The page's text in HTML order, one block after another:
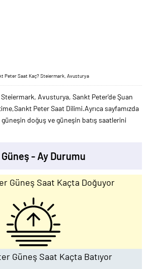
Peter Saat Kaç? Steiermark, Avusturya
Avusturya, Sankt Peter'de Şuan
Peter Saat Dilimi.Ayrıca sayfamızda
doğuş ve güneşin batış saatlerini
- Ay Durumu
Güneş Saat Kaçta Doğuyor
Güneş Saat Kaçta Batıyor